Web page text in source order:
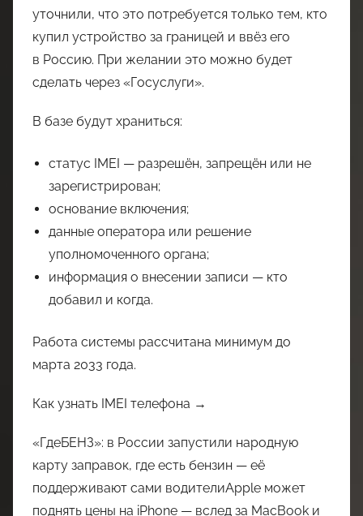
уточнили, что это потребуется только тем, кто
купил устройство за границей и ввёз его
в Россию. При желании это можно будет
сделать через «Госуслуги».
В базе будут храниться:
статус IMEI — разрешён, запрещён или не
зарегистрирован;
основание включения;
данные оператора или решение
уполномоченного органа;
информация о внесении записи — кто
добавил и когда.
Работа системы рассчитана минимум до
марта 2033 года.
Как узнать IMEI телефона →
«ГдеБЕНЗ»: в России запустили народную
карту заправок, где есть бензин — её
поддерживают сами водителиApple может
поднять цены на iPhone — вслед за MacBook и